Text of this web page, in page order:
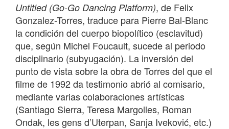
Untitled (Go-Go Dancing Platform), de Felix
Gonzalez-Torres, traduce para Pierre Bal-Blanc
la condición del cuerpo biopolítico (esclavitud)
que, según Michel Foucault, sucede al periodo
disciplinario (subyugación). La inversión del
punto de vista sobre la obra de Torres del que el
filme de 1992 da testimonio abrió al comisario,
mediante varias colaboraciones artísticas
(Santiago Sierra, Teresa Margolles, Roman
Ondak, les gens d’Uterpan, Sanja Iveković, etc.)